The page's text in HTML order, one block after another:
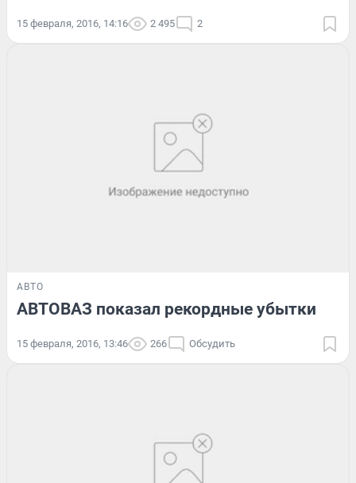
15 февраля, 2016, 14:16 2 495 2
АВТО
АВТОВАЗ показал рекордные убытки
15 февраля, 2016, 13:46 266 Обсудить